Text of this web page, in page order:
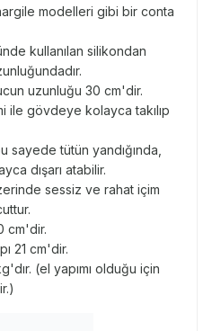
modelleri gibi bir conta
kullanılan silikondan
uzunluğu 30 cm'dir.
ile gövdeye kolayca takılıp
sayede tütün yandığında,
dışarı atabilir.
sessiz ve rahat içim
cm'dir.
21 cm'dir.
(el yapımı olduğu için